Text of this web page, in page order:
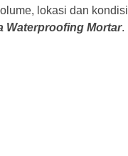
lokasi dan kondisi
Waterproofing Mortar.